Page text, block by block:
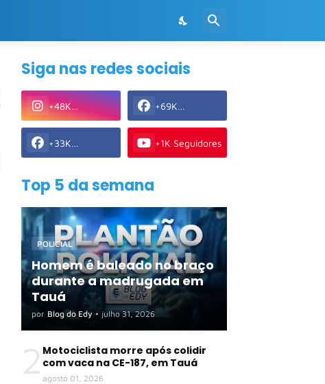
Siga nas redes sociais
+48K
Seguidores
+69K
Seguidores
+33K
Seguidores
+1K Seguidores
Top 5 da semana
POLICIAL
Homem é baleado no braço
durante a madrugada em
Tauá
por Blog do Edy • julho 31, 2026
2 Motociclista morre após colidir
com vaca na CE-187, em Tauá
agosto 01, 2026